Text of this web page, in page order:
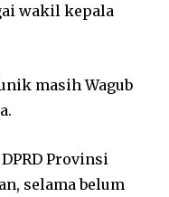
wakil kepala
masih Wagub
Provinsi
selama belum